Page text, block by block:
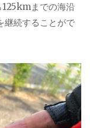
125km までの海沿
継続することがで